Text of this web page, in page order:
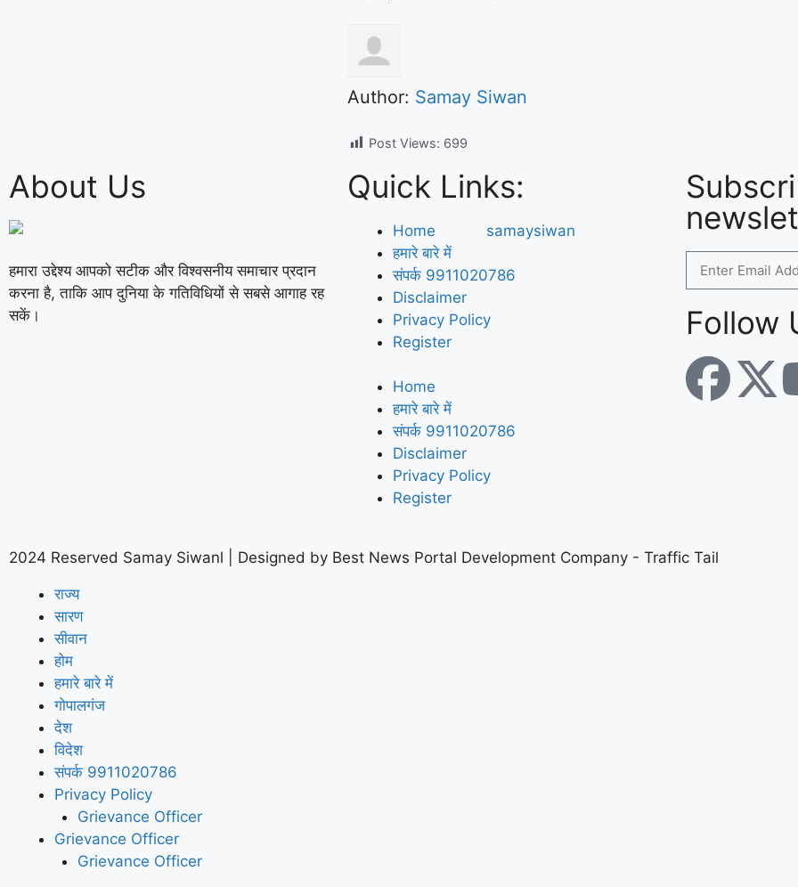
Author: Samay Siwan
Post Views: 699
About Us
हमारा उद्देश्य आपको सटीक और विश्वसनीय समाचार प्रदान
करना है, ताकि आप दुनिया के गतिविधियों से सबसे आगाह रह
सकें।
Quick Links:
Home
हमारे बारे में
संपर्क 9911020786
Disclaimer
Privacy Policy
Register
Home
हमारे बारे में
संपर्क 9911020786
Disclaimer
Privacy Policy
Register
Follow
2024 Reserved Samay Siwanl | Designed by Best News Portal Development Company - Traffic Tail
राज्य
सारण
सीवान
होम
हमारे बारे में
गोपालगंज
देश
विदेश
संपर्क 9911020786
Privacy Policy
Grievance Officer
Grievance Officer
Grievance Officer